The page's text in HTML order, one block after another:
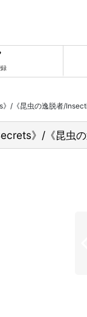
/《昆虫の逸脱者/
》/《昆虫